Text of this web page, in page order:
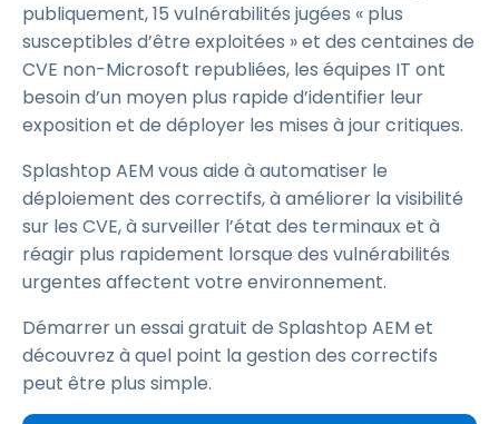
publiquement, 15 vulnérabilités jugées « plus
susceptibles d’être exploitées » et des centaines de
CVE non-Microsoft republiées, les équipes IT ont
besoin d’un moyen plus rapide d’identifier leur
exposition et de déployer les mises à jour critiques.
Splashtop AEM vous aide à automatiser le
déploiement des correctifs, à améliorer la visibilité
sur les CVE, à surveiller l’état des terminaux et à
réagir plus rapidement lorsque des vulnérabilités
urgentes affectent votre environnement.
Démarrer un essai gratuit de Splashtop AEM et
découvrez à quel point la gestion des correctifs
peut être plus simple.